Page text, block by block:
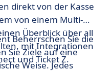
direkt von der Kasse
von einem Multi-
Überblick über all
mit Integrationen
und Ticket Z.
Beherrschen Sie die
Sie Ziele auf eine
Weise. Jedes